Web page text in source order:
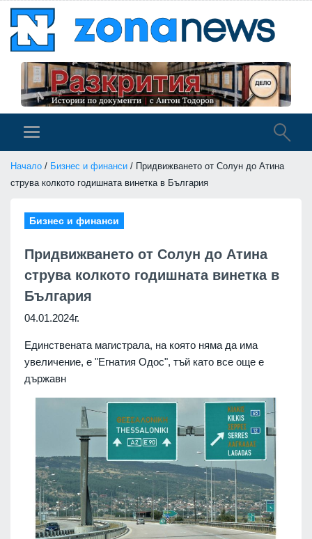
Начало / Бизнес и финанси / Придвижването от Солун до Атина
струва колкото годишната винетка в България
Бизнес и финанси
Придвижването от Солун до Атина
струва колкото годишната винетка в
България
04.01.2024г.
Единствената магистрала, на която няма да има
увеличение, е "Егнатия Одос", тъй като все още е
държавн